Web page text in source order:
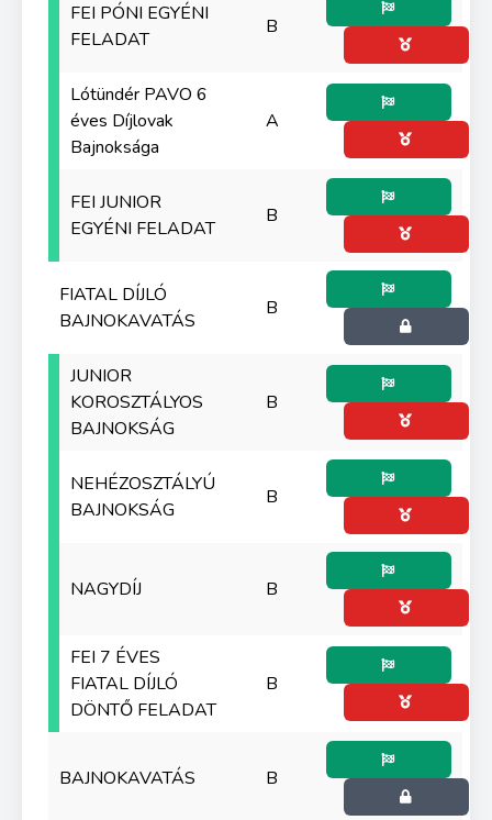
FEI PÓNI EGYÉNI
FELADAT
B
Lótündér PAVO 6
éves Díjlovak
Bajnoksága
A
FEI JUNIOR
EGYÉNI FELADAT
B
FIATAL DÍJLÓ
BAJNOKAVATÁS
B
JUNIOR
KOROSZTÁLYOS
BAJNOKSÁG
B
NEHÉZOSZTÁLYÚ
BAJNOKSÁG
B
NAGYDÍJ B
FEI 7 ÉVES
FIATAL DÍJLÓ
DÖNTŐ FELADAT
B
BAJNOKAVATÁS B